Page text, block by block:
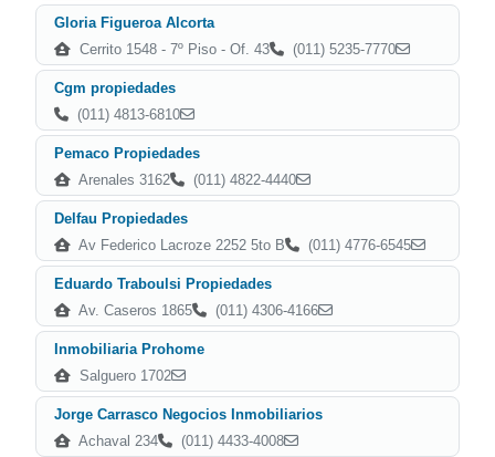
Gloria Figueroa Alcorta
Cerrito 1548 - 7º Piso - Of. 43
(011) 5235-7770
Cgm propiedades
(011) 4813-6810
Pemaco Propiedades
Arenales 3162
(011) 4822-4440
Delfau Propiedades
Av Federico Lacroze 2252 5to B
(011) 4776-6545
Eduardo Traboulsi Propiedades
Av. Caseros 1865
(011) 4306-4166
Inmobiliaria Prohome
Salguero 1702
Jorge Carrasco Negocios Inmobiliarios
Achaval 234
(011) 4433-4008